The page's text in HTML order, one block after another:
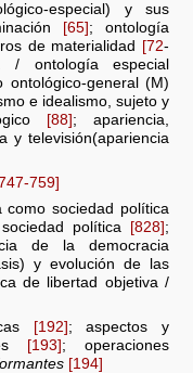
especial) y sus
[65] ; ontología
de materialidad
[72-
/ ontología especial
ontológico-general (M)
e idealismo, sujeto y
[88] ; apariencia,
y televisión(apariencia
759]
sociedad política
política [828] ;
de la democracia
y evolución de las
de libertad objetiva /
[192]; aspectos y
[193]; operaciones
[194]